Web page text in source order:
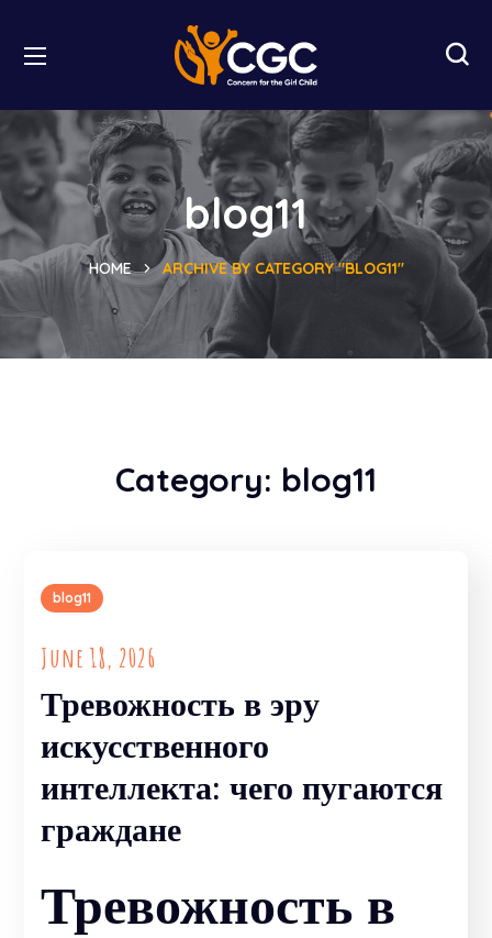
blog11
HOME ARCHIVE BY CATEGORY "BLOG11"
Category: blog11
blog11
June 18, 2026
Тревожность в эру
искусственного
интеллекта: чего пугаются
граждане
Тревожность в